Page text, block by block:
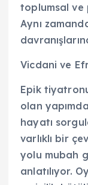
toplumsal ve
Aynı
Vicdani ve
Epik
olan
hayatı
varlıklı bir
yolu mubah
anlatılıyor.